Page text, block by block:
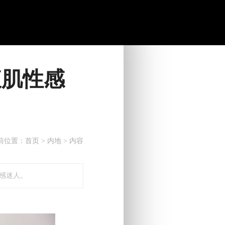
性感
位置： 首页 > 内地 > 内容
迷人。